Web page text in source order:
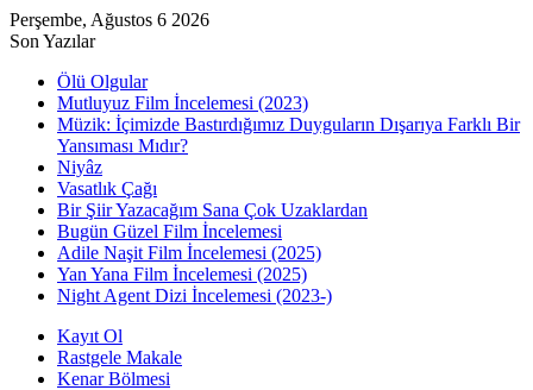
Perşembe, Ağustos 6 2026
Son Yazılar
Ölü Olgular
Mutluyuz Film İncelemesi (2023)
Müzik: İçimizde Bastırdığımız Duyguların Dışarıya Farklı Bir
Yansıması Mıdır?
Niyâz
Vasatlık Çağı
Bir Şiir Yazacağım Sana Çok Uzaklardan
Bugün Güzel Film İncelemesi
Adile Naşit Film İncelemesi (2025)
Yan Yana Film İncelemesi (2025)
Night Agent Dizi İncelemesi (2023-)
Kayıt Ol
Rastgele Makale
Kenar Bölmesi